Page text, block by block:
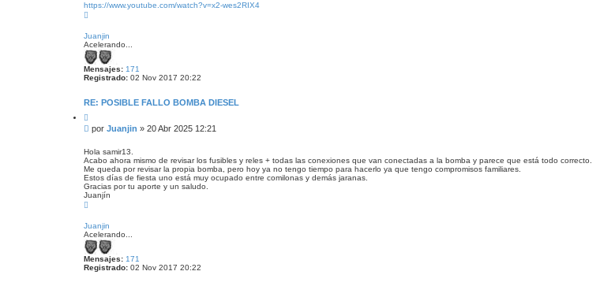
a
s
i
n
l
r
https://www.youtube.com/watch?v=x2-wes2RIX4
i
b
a
Juanjin
Acelerando...
Mensajes: 171
Registrado: 02 Nov 2017 20:22
RE: POSIBLE FALLO BOMBA DIESEL
i
t
r
M
n
s
a
j
e
n
l
e
e
r
por Juanjin » 20 Abr 2025 12:21
Hola samir13.
Acabo ahora mismo de revisar los fusibles y reles + todas las conexiones que van conectadas a la bomba y parece que está todo correcto.
Me queda por revisar la propia bomba, pero hoy ya no tengo tiempo para hacerlo ya que tengo compromisos familiares.
Estos días de fiesta uno está muy ocupado entre comilonas y demás jaranas.
Gracias por tu aporte y un saludo.
Juanjín
i
b
a
Juanjin
Acelerando...
Mensajes: 171
Registrado: 02 Nov 2017 20:22